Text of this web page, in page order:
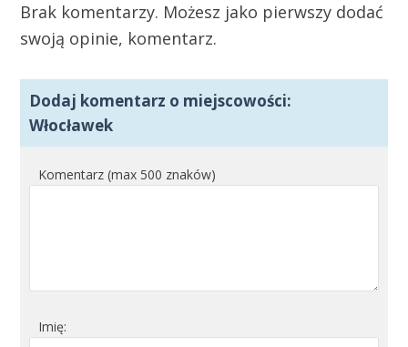
Brak komentarzy. Możesz jako pierwszy dodać
swoją opinie, komentarz.
Dodaj komentarz o miejscowości:
Włocławek
Komentarz (max 500 znaków)
Imię: